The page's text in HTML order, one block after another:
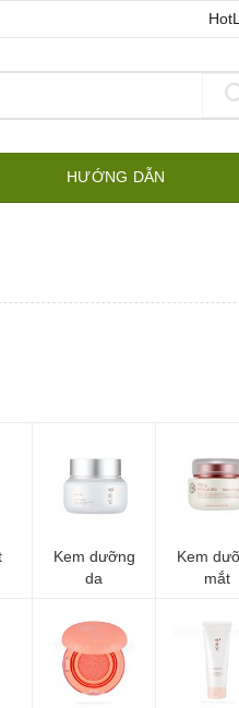
HƯỚNG DẪN
Kem dưỡng
da
Kem
mắt